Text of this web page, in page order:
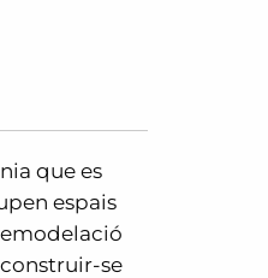
que es
espais
se